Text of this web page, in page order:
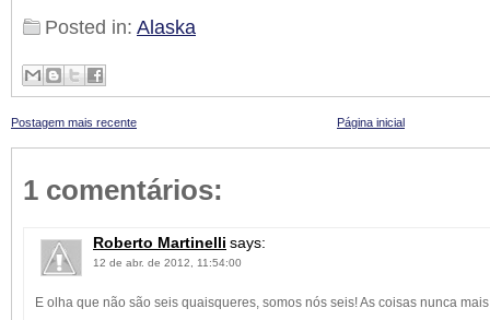
Posted in: Alaska
Postagem mais recente Página inicial
1 comentários:
Roberto Martinelli says:
12 de abr. de 2012, 11:54:00
E olha que não são seis quaisqueres, somos nós seis! As coisas nunca